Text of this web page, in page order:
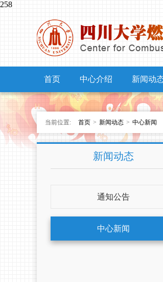
258
首页 中心介绍 新闻动
当前位置: 首页 > 新闻动态 > 中心新闻
新闻动态
通知公告
中心新闻